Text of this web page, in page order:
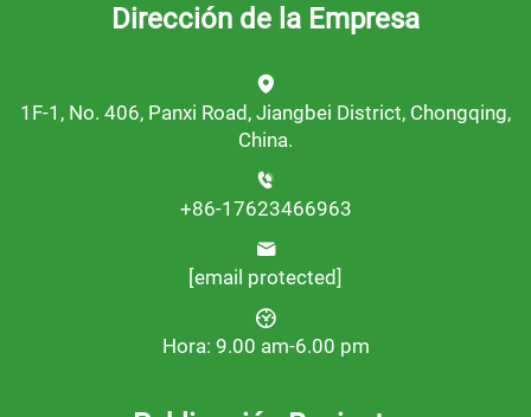
Dirección de la Empresa
1F-1, No. 406, Panxi Road, Jiangbei District, Chongqing,
China.
+86-17623466963
[email protected]
Hora: 9.00 am-6.00 pm